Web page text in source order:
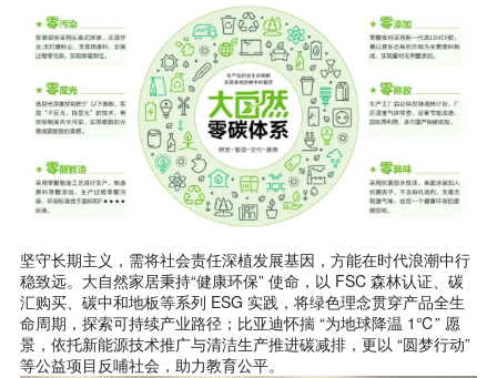
坚守长期主义，需将社会责任深植发展基因，方能在时代浪潮中行
稳致远。大自然家居秉持“健康环保” 使命，以 FSC 森林认证、碳
汇购买、碳中和地板等系列 ESG 实践，将绿色理念贯穿产品全生
命周期，探索可持续产业路径；比亚迪怀揣 “为地球降温 1℃” 愿
景，依托新能源技术推广与清洁生产推进碳减排，更以 “圆梦行动”
等公益项目反哺社会，助力教育公平。